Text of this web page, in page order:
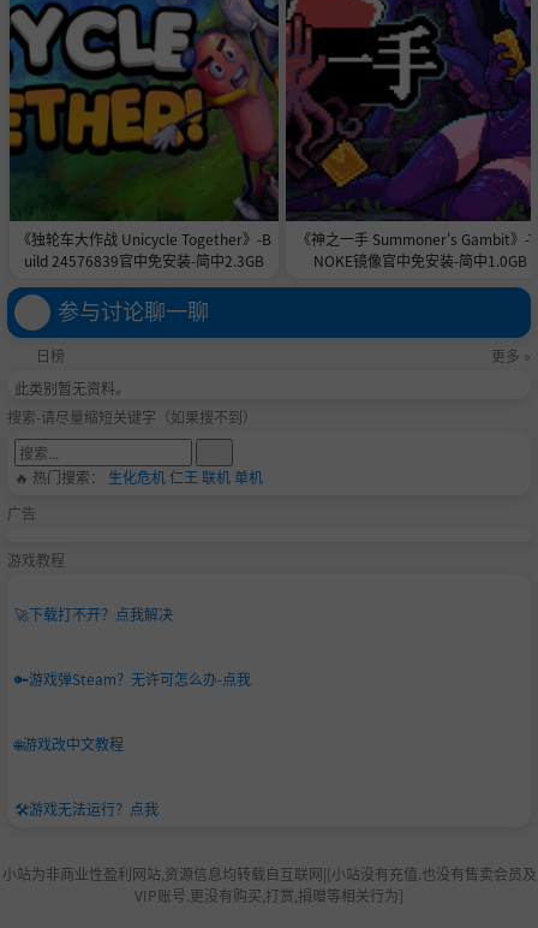
《独轮车大作战 Unicycle Together》-B
uild 24576839官中免安装-简中2.3GB
《神之一手 Summoner's Gambit》-
NOKE镜像官中免安装-简中1.0GB
参与讨论聊一聊
日榜
更多 »
此类别暂无资料。
搜索-请尽量缩短关键字（如果搜不到）
🔥 热门搜索： 生化危机仁王 联机单机
广告
游戏教程
🚀下载打不开？点我解决
🔑游戏弹Steam？无许可怎么办-点我
🌐游戏改中文教程
🛠️游戏无法运行？点我
小站为非商业性盈利网站,资源信息均转载自互联网|[小站没有充值.也没有售卖会员及
VIP账号.更没有购买,打赏,捐赠等相关行为]